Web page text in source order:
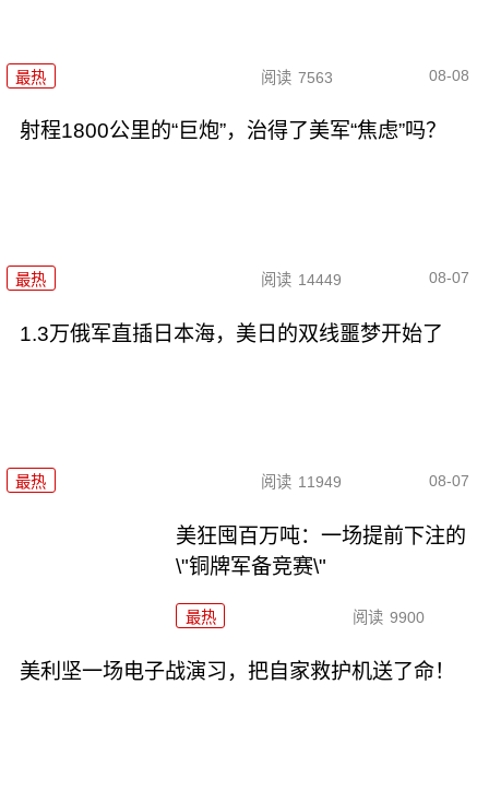
最热 阅读 7563 08-08
射程1800公里的“巨炮”，治得了美军“焦虑”吗？
最热 阅读 14449 08-07
1.3万俄军直插日本海，美日的双线噩梦开始了
最热 阅读 11949 08-07
美狂囤百万吨：一场提前下注的
\"铜牌军备竞赛\"
最热 阅读 9900
美利坚一场电子战演习，把自家救护机送了命！